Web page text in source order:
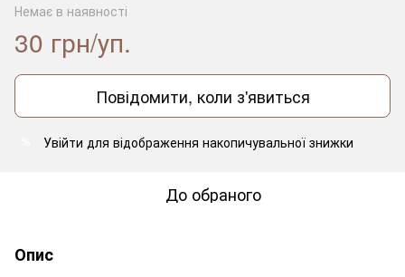
Немає в наявності
30 грн/уп.
Повідомити, коли з'явиться
Увійти для відображення накопичувальної знижки
До обраного
Опис